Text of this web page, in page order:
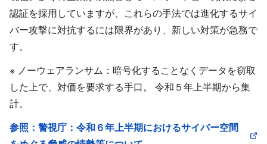
認証を採用していますが、これらの手法では進化するサイ
バー攻撃に対抗するには限界があり、新しい対策が急務で
す。
※ ノーウェアランサム：暗号化することなくデータを窃取
した上で、対価を要求する手口。 令和５年上半期から集
計。
参照：警視庁：令和６年上半期におけるサイバー空間